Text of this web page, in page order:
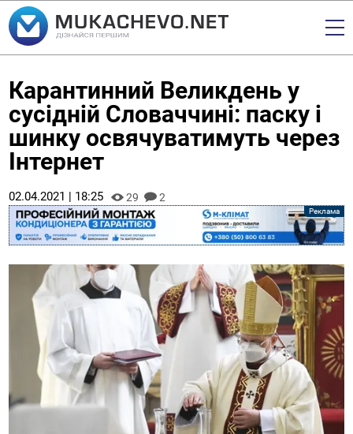
Карантинний Великдень у
сусідній Словаччині: паску і
шинку освячуватимуть через
Інтернет
02.04.2021 | 18:25 29 2